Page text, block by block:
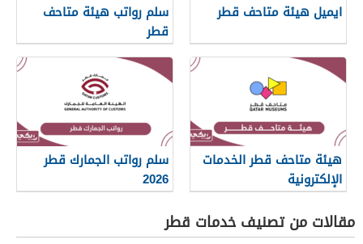
ايميل هيئة متاحف قطر
سلم رواتب هيئة متاحف
قطر
هيئة متاحف قطر الخدمات
الإلكترونية
سلم رواتب الجمارك قطر
2026
مقالات من تصنيف خدمات قطر